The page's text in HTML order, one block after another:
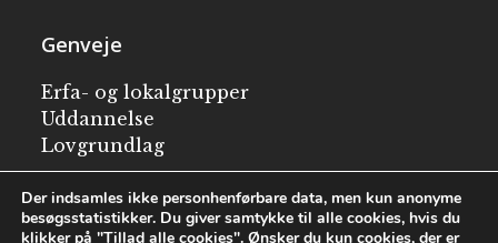
Genveje
Erfa- og lokalgrupper
Uddannelse
Lovgrundlag
Besøg en vingård
Der indsamles ikke personhenførbare data, men kun anonyme
besøgsstatistikker. Du giver samtykke til alle cookies, hvis du
klikker på "Tillad alle cookies". Ønsker du kun cookies, der er